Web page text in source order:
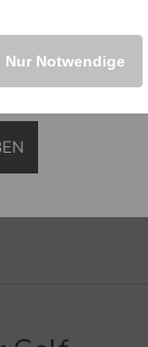
Nur Notwendige